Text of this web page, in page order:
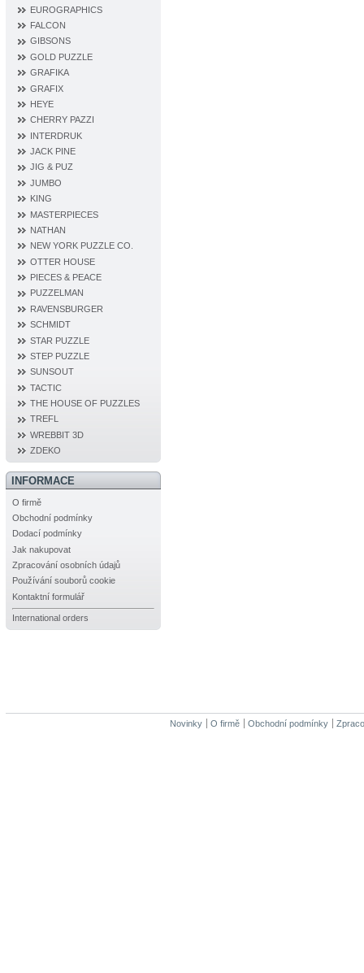
EUROGRAPHICS
FALCON
GIBSONS
GOLD PUZZLE
GRAFIKA
GRAFIX
HEYE
CHERRY PAZZI
INTERDRUK
JACK PINE
JIG & PUZ
JUMBO
KING
MASTERPIECES
NATHAN
NEW YORK PUZZLE CO.
OTTER HOUSE
PIECES & PEACE
PUZZELMAN
RAVENSBURGER
SCHMIDT
STAR PUZZLE
STEP PUZZLE
SUNSOUT
TACTIC
THE HOUSE OF PUZZLES
TREFL
WREBBIT 3D
ZDEKO
INFORMACE
O firmě
Obchodní podmínky
Dodací podmínky
Jak nakupovat
Zpracování osobních údajů
Používání souborů cookie
Kontaktní formulář
International orders
Novinky O firmě Obchodní podmínky